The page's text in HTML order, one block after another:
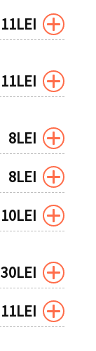
11LEI
11LEI
8LEI
8LEI
10LEI
30LEI
11LEI